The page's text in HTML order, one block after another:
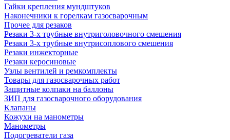
Гайки крепления мундштуков
Наконечники к горелкам газосварочным
Прочее для резаков
Резаки 3-х трубные внутриголовочного смешения
Резаки 3-х трубные внутрисоплового смешения
Резаки инжекторные
Резаки керосиновые
Узлы вентилей и ремкомплекты
Товары для газосварочных работ
Защитные колпаки на баллоны
ЗИП для газосварочного оборудования
Клапаны
Кожухи на манометры
Манометры
Подогреватели газа